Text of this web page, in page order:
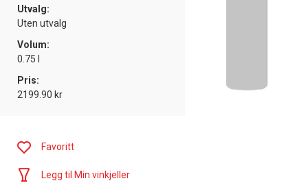
Utvalg:
Uten utvalg
Volum:
0.75 l
Pris:
2199.90 kr
Favoritt
Legg til Min vinkjeller